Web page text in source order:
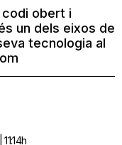
obert i
un dels eixos de
tecnologia al